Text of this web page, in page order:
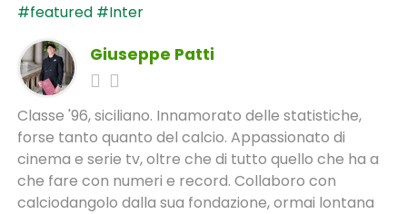
#featured #Inter
Giuseppe Patti
Classe '96, siciliano. Innamorato delle statistiche,
forse tanto quanto del calcio. Appassionato di
cinema e serie tv, oltre che di tutto quello che ha a
che fare con numeri e record. Collaboro con
calciodangolo dalla sua fondazione, ormai lontana